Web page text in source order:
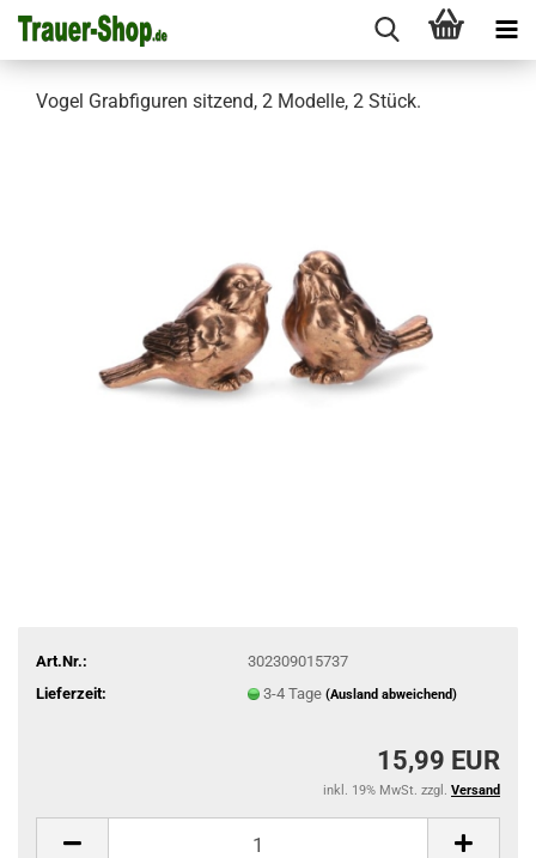
Vogel Grabfiguren sitzend, 2 Modelle, 2 Stück.
Art.Nr.:
302309015737
Lieferzeit:
3-4 Tage (Ausland abweichend)
15,99 EUR
inkl. 19% MwSt. zzgl. Versand